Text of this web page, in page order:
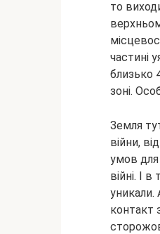
то
частині
близько
зоні.
Земля
війни,
умов для
війні. І
уникали.
контакт